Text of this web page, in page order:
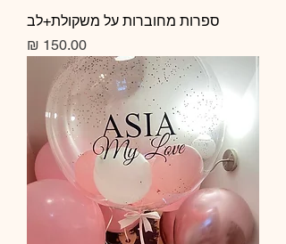
ספרות מחוברות על משקולת+לב
מחיר